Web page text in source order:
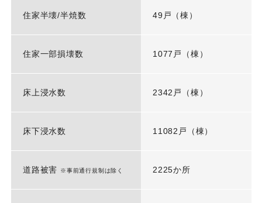
住家半壊/半焼数 49戸（棟）
住家一部損壊数 1077戸（棟）
床上浸水数 2342戸（棟）
床下浸水数 11082戸（棟）
道路被害 ※事前通行規制は除く 2225か所